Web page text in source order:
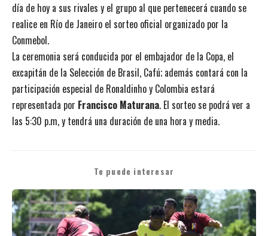
día de hoy a sus rivales y el grupo al que pertenecerá cuando se
realice en Río de Janeiro el sorteo oficial organizado por la
Conmebol.
La ceremonia será conducida por el embajador de la Copa, el
excapitán de la Selección de Brasil, Cafú; además contará con la
participación especial de Ronaldinho y Colombia estará
representada por Francisco Maturana. El sorteo se podrá ver a
las 5:30 p.m, y tendrá una duración de una hora y media.
Te puede interesar